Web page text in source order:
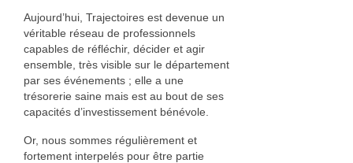
Pierre Jonquières
Ameublement et décoration
Photographie
Facture instrumentale
François Rey
Aujourd’hui, Trajectoires est devenue un
véritable réseau de professionnels
capables de réfléchir, décider et agir
ensemble, très visible sur le département
par ses événements ; elle a une
trésorerie saine mais est au bout de ses
capacités d’investissement bénévole.
Or, nous sommes régulièrement et
fortement interpelés pour être partie